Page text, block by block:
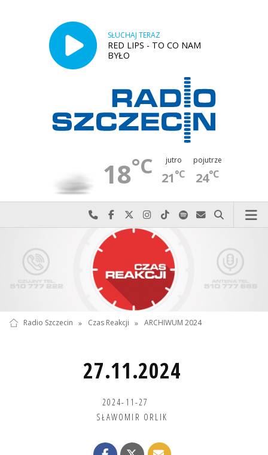
SŁUCHAJ TERAZ
RED LIPS - TO CO NAM
BYŁO
18°C jutro
21°C
pojutrze
24°C
Najlepiej po prostu do nas zadzwoń
Odwiedź nas na Facebook-u
Odwiedź nas na X
Odwiedź nas na Instagram-ie
Odwiedź nas na TikTok-u
Szukaj nas na Spotify
Wyślij do nas
Szukaj
Radio Szczecin » Czas Reakcji » ARCHIWUM 2024
27.11.2024
2024-11-27
SŁAWOMIR ORLIK